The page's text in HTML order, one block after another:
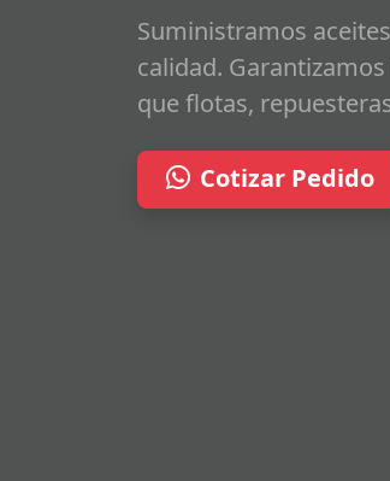
Suministramos
calidad.
que flotas,
Cotizar Pedido